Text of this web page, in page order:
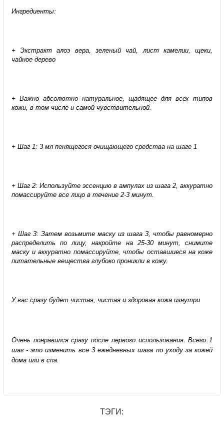
Ингредиенты:
+ Экстракт алоэ вера, зеленый чай, лист камелии, щеки,
чайное дерево
+ Важно абсолютно натуральное, щадящее для всех типов
кожи, в том числе и самой чувствительной.
+ Шаг 1: 3 мл пенящегося очищающего средства на шаге 1
+ Шаг 2: Используйте эссенцию в ампулах из шага 2, аккуратно
помассируйте все лицо в течение 2-3 минут.
+ Шаг 3: Затем возьмите маску из шага 3, чтобы равномерно
распределить по лицу, накройте на 25-30 минут, снимите
маску и аккуратно помассируйте, чтобы оставшиеся на коже
питательные вещества глубоко проникли в кожу.
У вас сразу будет чистая, чистая и здоровая кожа изнутри
Очень понравился сразу после первого использования. Всего 1
шаг - это изменить все 3 ежедневных шага по уходу за кожей
дома или в спа.
ТЭГИ: